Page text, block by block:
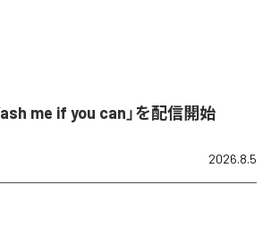
me if you can」を配信開始
2026.8.5